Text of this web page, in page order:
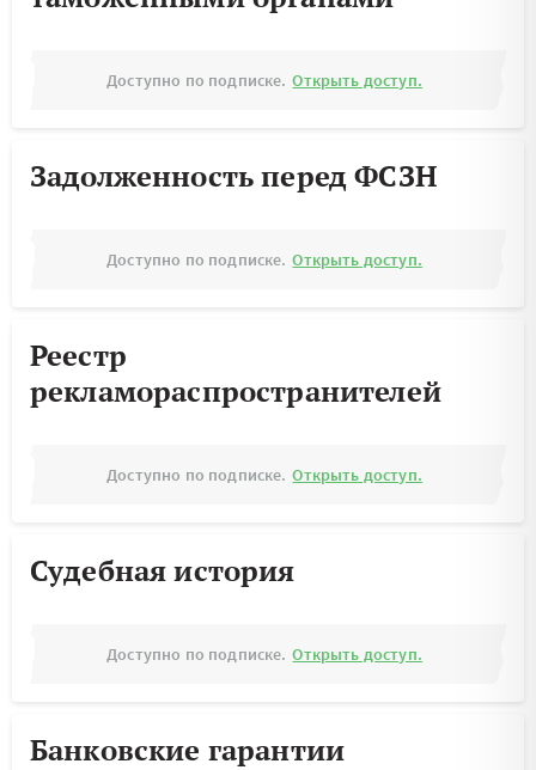
Доступно по подписке. Открыть доступ.
Задолженность перед ФСЗН
Доступно по подписке. Открыть доступ.
Реестр
рекламораспространителей
Доступно по подписке. Открыть доступ.
Судебная история
Доступно по подписке. Открыть доступ.
Банковские гарантии